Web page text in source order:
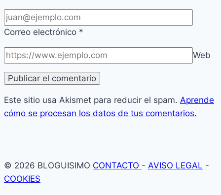
Correo electrónico *
Web
Este sitio usa Akismet para reducir el spam. Aprende
cómo se procesan los datos de tus comentarios.
© 2026 BLOGUISIMO CONTACTO - AVISO LEGAL -
COOKIES